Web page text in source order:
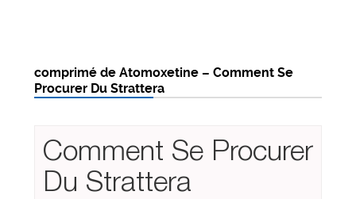
comprimé de Atomoxetine – Comment Se
Procurer Du Strattera
Comment Se Procurer
Du Strattera